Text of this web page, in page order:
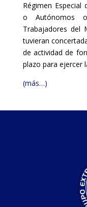
Régimen
o Autónomos
Trabajadores del
tuvieran
de actividad de
plazo para ejercer
(más…)